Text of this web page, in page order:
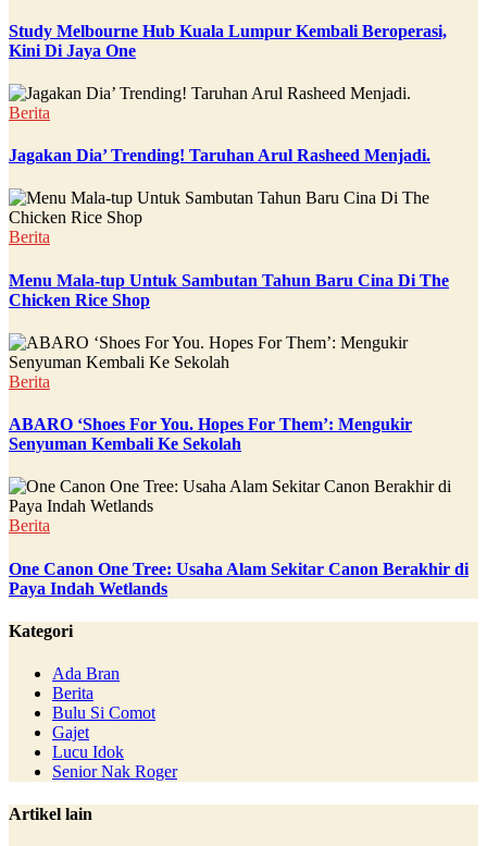
Study Melbourne Hub Kuala Lumpur Kembali Beroperasi,
Kini Di Jaya One
Berita
Jagakan Dia’ Trending! Taruhan Arul Rasheed Menjadi.
Berita
Menu Mala-tup Untuk Sambutan Tahun Baru Cina Di The
Chicken Rice Shop
Berita
ABARO ‘Shoes For You. Hopes For Them’: Mengukir
Senyuman Kembali Ke Sekolah
Berita
One Canon One Tree: Usaha Alam Sekitar Canon Berakhir di
Paya Indah Wetlands
Kategori
Ada Bran
Berita
Bulu Si Comot
Gajet
Lucu Idok
Senior Nak Roger
Artikel lain